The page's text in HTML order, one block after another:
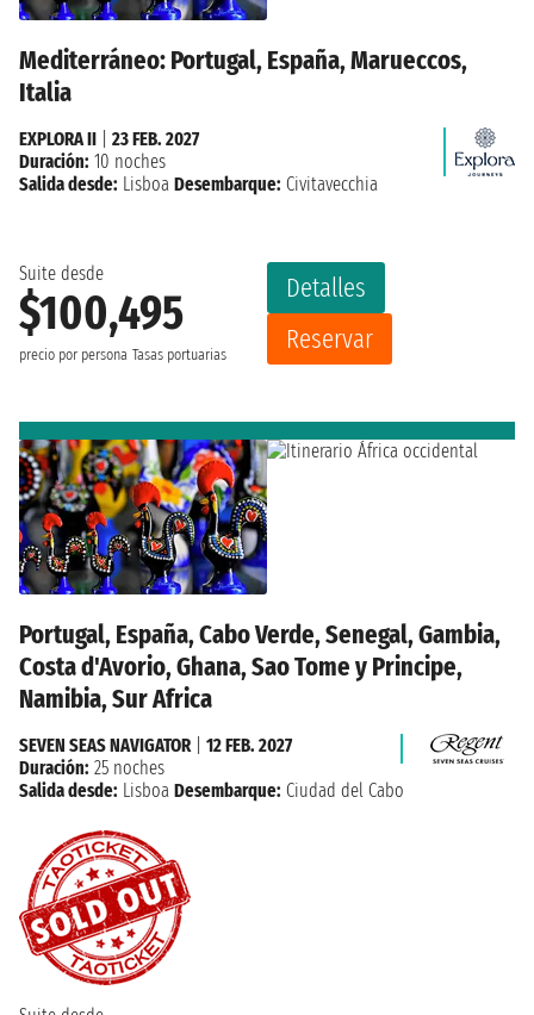
Mediterráneo: Portugal, España, Marueccos,
Italia
Suite desde
$100,495
precio por persona Tasas portuarias
Detalles
Reservar
EXPLORA II
23 FEB. 2027
Duración: 10 noches
Salida desde: Lisboa Desembarque: Civitavecchia
Portugal, España, Cabo Verde, Senegal, Gambia,
Costa d'Avorio, Ghana, Sao Tome y Principe,
Namibia, Sur Africa
SEVEN SEAS NAVIGATOR| 12 FEB. 2027
Duración: 25 noches
Salida desde: Lisboa Desembarque: Ciudad del Cabo